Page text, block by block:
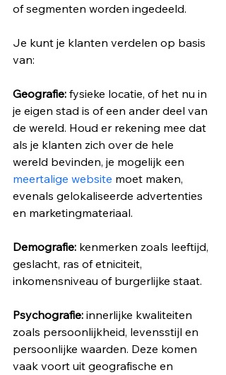
of segmenten worden ingedeeld.
Je kunt je klanten verdelen op basis
van:
Geografie: fysieke locatie, of het nu in
je eigen stad is of een ander deel van
de wereld. Houd er rekening mee dat
als je klanten zich over de hele
wereld bevinden, je mogelijk een
meertalige website moet maken,
evenals gelokaliseerde advertenties
en marketingmateriaal.
Demografie: kenmerken zoals leeftijd,
geslacht, ras of etniciteit,
inkomensniveau of burgerlijke staat.
Psychografie: innerlijke kwaliteiten
zoals persoonlijkheid, levensstijl en
persoonlijke waarden. Deze komen
vaak voort uit geografische en